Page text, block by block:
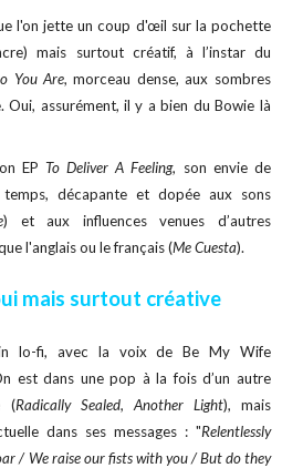
l'on jette un coup d'œil sur la pochette
mais surtout créatif, à l’instar du
You Are, morceau dense, aux sombres
assurément, il y a bien du Bowie là
EPTo Deliver A Feeling, son envie de
décapante et dopée aux sons
) et aux influences venues d’autres
l'anglais ou le français (Me Cuesta).
mais surtout créative
lo-fi, avec la voix de Be My Wife
est dans une pop à la fois d’un autre
(Radically Sealed, Another Light), mais
dans ses messages : "Relentlessly
/ We raise our fists with you / But do they